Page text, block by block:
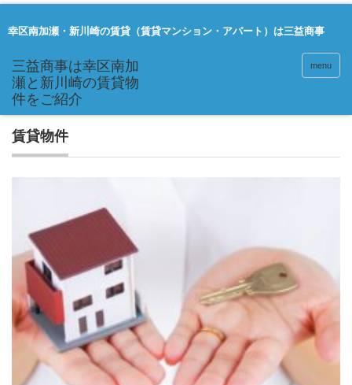
幸区南加瀬・新川崎の賃貸（賃貸マンション・アパート）は三益商事
menu
賃貸物件